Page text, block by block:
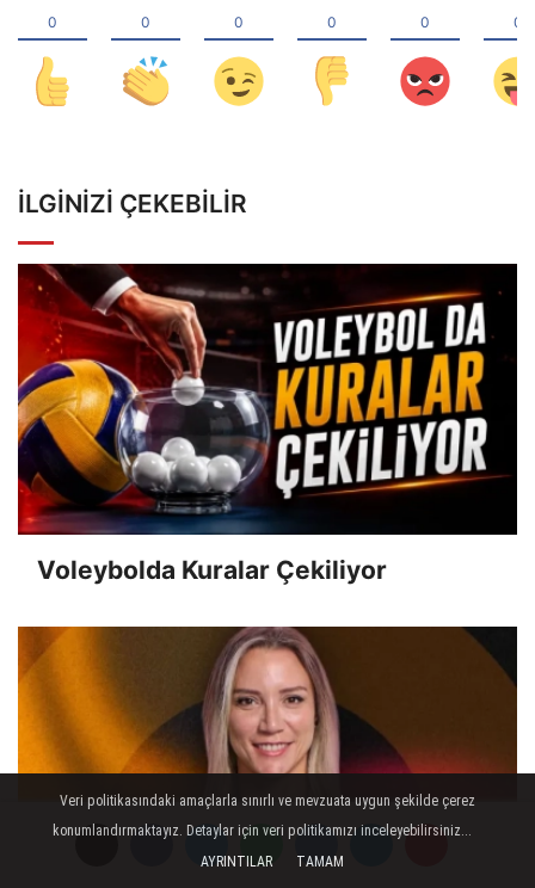
İLGINIZI ÇEKEBILIR
Voleybolda Kuralar Çekiliyor
Veri politikasındaki amaçlarla sınırlı ve mevzuata uygun şekilde çerez
konumlandırmaktayız. Detaylar için veri politikamızı inceleyebilirsiniz...
AYRINTILAR
TAMAM